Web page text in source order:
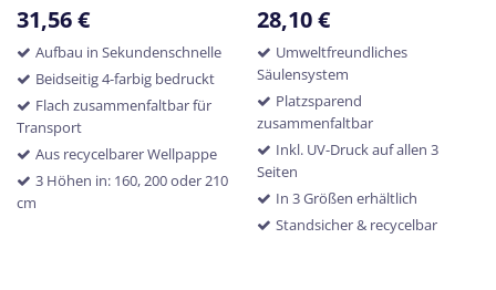
31,56€
Aufbau in Sekundenschnelle
Beidseitig 4-farbig bedruckt
Flach zusammenfaltbar für
Transport
Aus recycelbarer Wellpappe
3 Höhen in: 160, 200 oder 210
cm
28,10€
Umweltfreundliches
Säulensystem
Platzsparend
zusammenfaltbar
Inkl. UV-Druck auf allen 3
Seiten
In 3 Größen erhältlich
Standsicher & recycelbar